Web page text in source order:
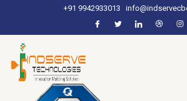
+91 9942933013